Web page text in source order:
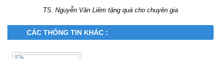
TS. Nguyễn Văn Liêm tặng quà cho chuyên gia
CÁC THÔNG TIN KHÁC :